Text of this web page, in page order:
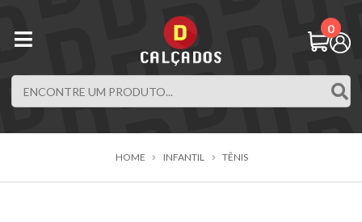
0
HOME INFANTIL TÊNIS